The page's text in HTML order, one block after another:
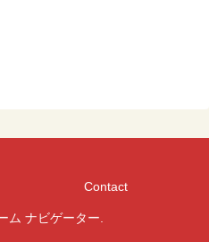
Contact
ム ナビゲーター.